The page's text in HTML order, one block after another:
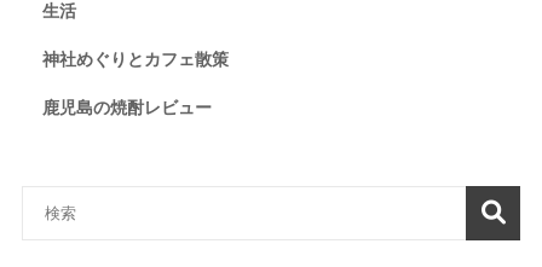
生活
神社めぐりとカフェ散策
鹿児島の焼酎レビュー